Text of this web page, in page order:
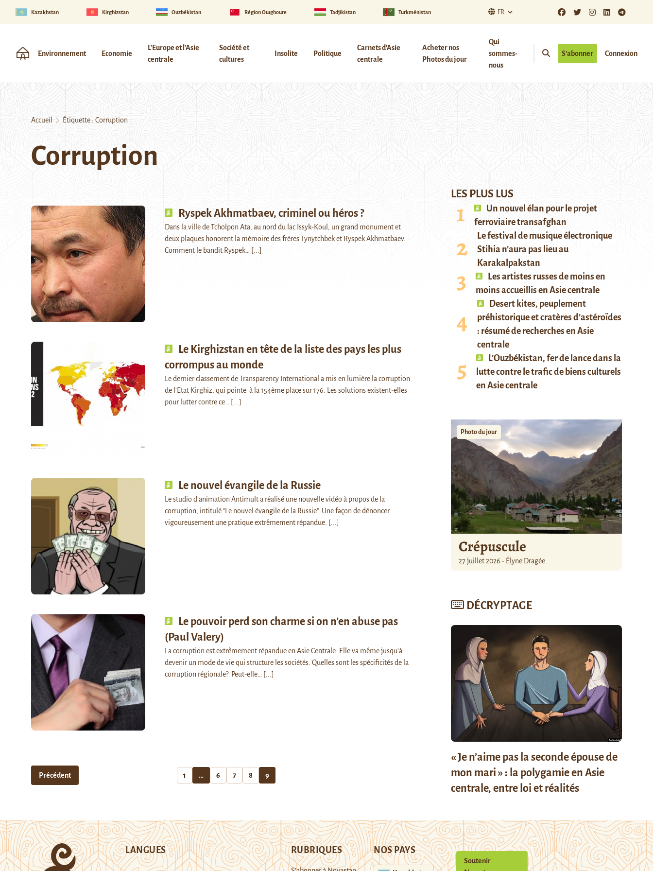
Kazakhstan Kirghizstan Ouzbékistan Région Ouïghoure Tadjikistan Turkménistan FR
Environnement Economie
L'Europe et l'Asie
centrale
Société et
cultures
Insolite Politique
Carnets d’Asie
centrale
Acheter nos
Photos du jour
Qui
sommes-
nous
S’abonner Connexion
Accueil Étiquette : Corruption
Corruption
Ryspek Akhmatbaev, criminel ou héros ?
Dans la ville de Tcholpon Ata, au nord du lac Issyk-Koul, un grand monument et
deux plaques honorent la mémoire des frères Tynytchbek et Ryspek Akhmatbaev.
Comment le bandit Ryspek…
[...]
Le Kirghizstan en tête de la liste des pays les plus
corrompus au monde
Le dernier classement de Transparency International a mis en lumière la corruption
de l'Etat Kirghiz, qui pointe à la 154ème place sur 176. Les solutions existent-elles
pour lutter contre ce…
[...]
Le nouvel évangile de la Russie
Le studio d'animation Antimult a réalisé une nouvelle vidéo à propos de la
corruption, intitulé "Le nouvel évangile de la Russie". Une façon de dénoncer
vigoureusement une pratique extrêmement répandue. [...]
Le pouvoir perd son charme si on n’en abuse pas
(Paul Valery)
La corruption est extrêmement répandue en Asie Centrale. Elle va même jusqu'à
devenir un mode de vie qui structure les sociétés. Quelles sont les spécificités de la
corruption régionale? Peut-elle…
[...]
Précédent 1 … 6 7 8 9
LES PLUS LUS
Un nouvel élan pour le projet
ferroviaire transafghan
Le festival de musique électronique
Stihia n’aura pas lieu au
Karakalpakstan
Les artistes russes de moins en
moins accueillis en Asie centrale
Desert kites, peuplement
préhistorique et cratères d’astéroïdes
: résumé de recherches en Asie
centrale
L’Ouzbékistan, fer de lance dans la
lutte contre le trafic de biens culturels
en Asie centrale
Photo du jour
Crépuscule
27 juillet 2026 - Élyne Dragée
DÉCRYPTAGE
« Je n’aime pas la seconde épouse de
mon mari » : la polygamie en Asie
centrale, entre loi et réalités
LANGUES RUBRIQUES NOS PAYS
Soutenir